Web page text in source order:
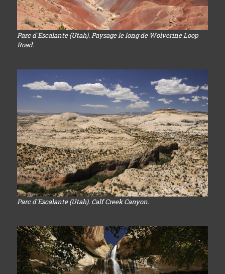
Parc d'Escalante (Utah). Paysage le long de Wolverine Loop
Road.
Parc d'Escalante (Utah). Calf Creek Canyon.